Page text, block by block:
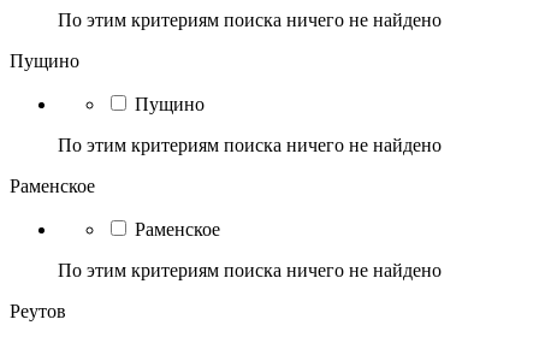
По этим критериям поиска ничего не найдено
Пущино
Пущино
По этим критериям поиска ничего не найдено
Раменское
Раменское
По этим критериям поиска ничего не найдено
Реутов